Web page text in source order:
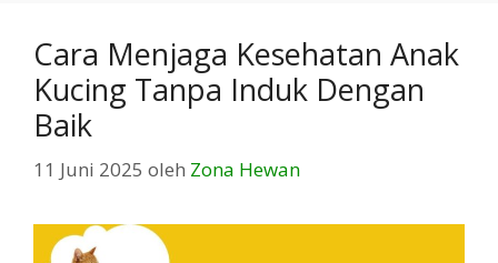
Cara Menjaga Kesehatan Anak
Kucing Tanpa Induk Dengan
Baik
11 Juni 2025 oleh Zona Hewan